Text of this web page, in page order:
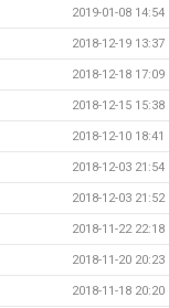
2019-01-08 14:54
2018-12-19 13:37
2018-12-18 17:09
2018-12-15 15:38
2018-12-10 18:41
2018-12-03 21:54
2018-12-03 21:52
2018-11-22 22:18
2018-11-20 20:23
2018-11-18 20:20